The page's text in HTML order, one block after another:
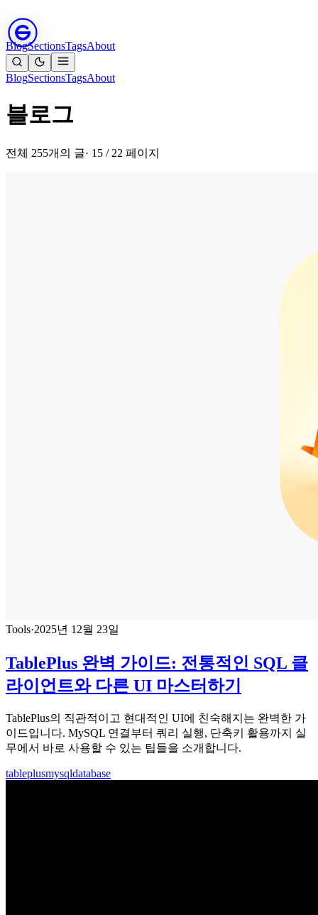
BlogSectionsTagsAbout
BlogSectionsTagsAbout
블로그
전체 255개의 글· 15 / 22 페이지
Tools·2025년 12월 23일
TablePlus 완벽 가이드: 전통적인 SQL 클
라이언트와 다른 UI 마스터하기
TablePlus의 직관적이고 현대적인 UI에 친숙해지는 완벽한 가
이드입니다. MySQL 연결부터 쿼리 실행, 단축키 활용까지 실
무에서 바로 사용할 수 있는 팁들을 소개합니다.
tableplusmysqldatabase